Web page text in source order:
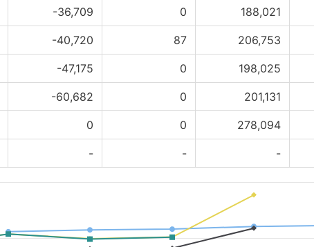
-36,709 0 188,021
-40,720 87 206,753
-47,175 0 198,025
-60,682 0 201,131
0 0 278,094
- - -